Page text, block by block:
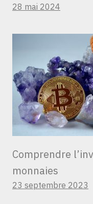
28 mai 2024
Comprendre
monnaies
23 septembre 2023